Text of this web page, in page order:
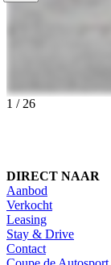
1 / 26
DIRECT NAAR
Aanbod
Verkocht
Leasing
Stay & Drive
Contact